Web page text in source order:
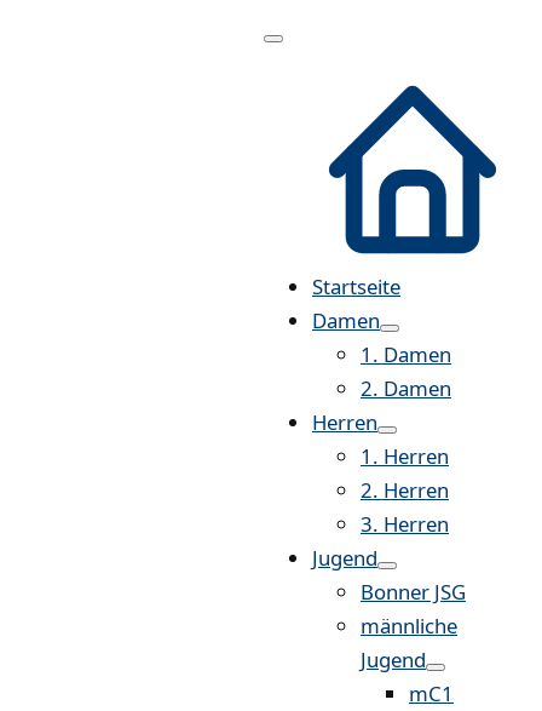
Menü
Startseite
Damen
1. Damen
2. Damen
Herren
1. Herren
2. Herren
3. Herren
Jugend
Bonner JSG
männliche
Jugend
mC1